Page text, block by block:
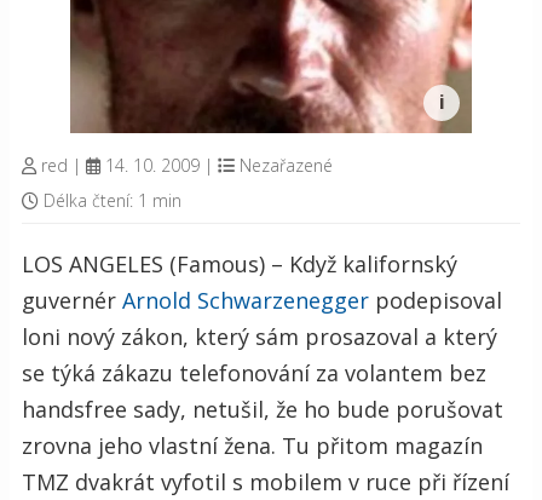
red | 14. 10. 2009 |
Nezařazené
Délka čtení: 1 min
LOS ANGELES (Famous) – Když kalifornský
guvernér Arnold Schwarzenegger podepisoval
loni nový zákon, který sám prosazoval a který
se týká zákazu telefonování za volantem bez
handsfree sady, netušil, že ho bude porušovat
zrovna jeho vlastní žena. Tu přitom magazín
TMZ dvakrát vyfotil s mobilem v ruce při řízení